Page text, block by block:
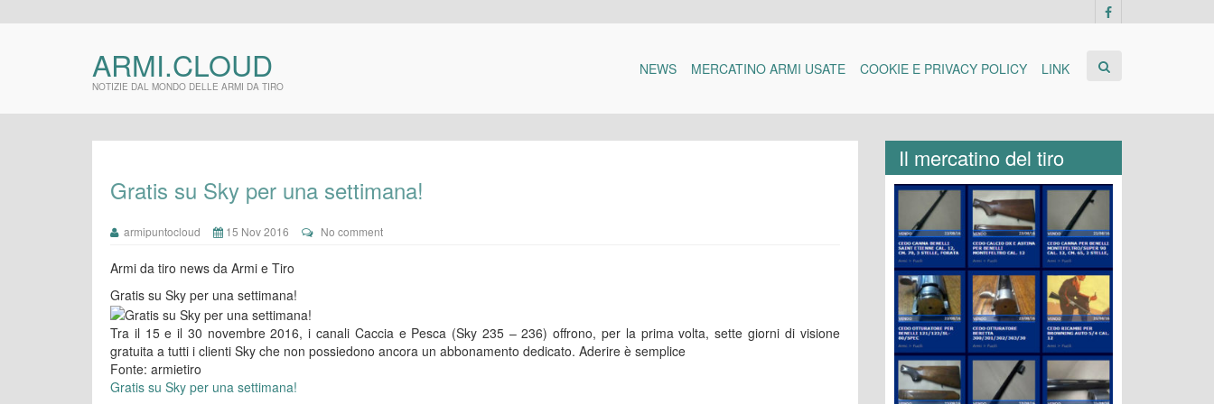
ARMI.CLOUD
NOTIZIE DAL MONDO DELLE ARMI DA TIRO
NEWS MERCATINO ARMI USATE COOKIE E PRIVACY POLICY LINK
Gratis su Sky per una settimana!
armipuntocloud 15 Nov 2016 No comment
Armi da tiro news da Armi e Tiro
Gratis su Sky per una settimana!
Tra il 15 e il 30 novembre 2016, i canali Caccia e Pesca (Sky 235 – 236) offrono, per la prima volta, sette giorni di visione
gratuita a tutti i clienti Sky che non possiedono ancora un abbonamento dedicato. Aderire è semplice
Fonte: armietiro
Gratis su Sky per una settimana!
Il mercatino del tiro